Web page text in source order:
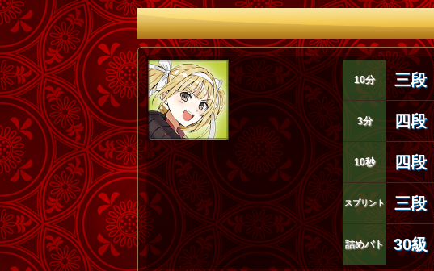
10分 三段
3分 四段
10秒 四段
スプリント 三段
詰めバト 30級